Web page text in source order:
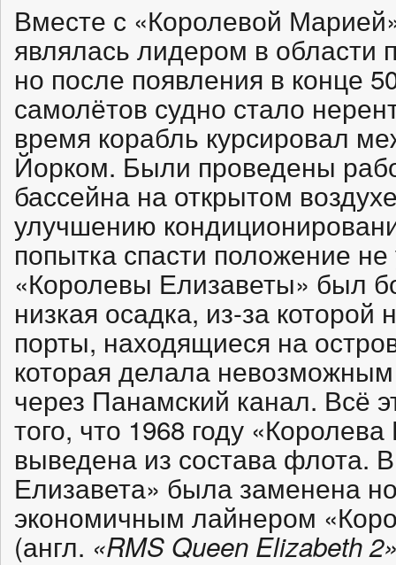
Вместе с «Королевой
являлась лидером в области
но после появления в конце
самолётов судно стало
время корабль курсировал
Йорком. Были проведены
бассейна на открытом
улучшению
попытка спасти положение
«Королевы Елизаветы» был
низкая осадка, из-за которой
порты, находящиеся на
которая делала
через Панамский канал. Всё
того, что 1968 году
выведена из состава флота.
Елизавета» была заменена
экономичным лайнером
(англ. «RMS Queen Elizabeth